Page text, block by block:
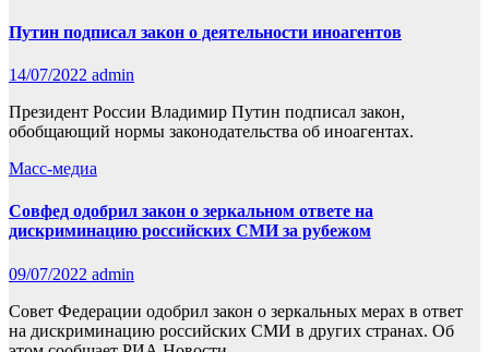
Путин подписал закон о деятельности иноагентов
14/07/2022 admin
Президент России Владимир Путин подписал закон,
обобщающий нормы законодательства об иноагентах.
Масс-медиа
Совфед одобрил закон о зеркальном ответе на
дискриминацию российских СМИ за рубежом
09/07/2022 admin
Совет Федерации одобрил закон о зеркальных мерах в ответ
на дискриминацию российских СМИ в других странах. Об